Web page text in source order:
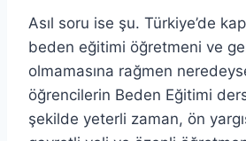
Asıl soru ise şu. Türkiye’de
beden eğitimi öğretmeni ve
olmamasına rağmen
öğrencilerin Beden Eğitimi
şekilde yeterli zaman, ön